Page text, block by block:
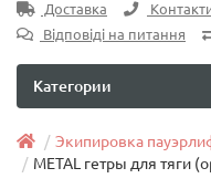
Доставка
Відповіді на питання
Категории
Экипировка
METAL гетры для тяги